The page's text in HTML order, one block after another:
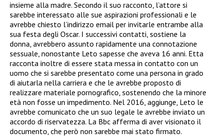
insieme alla madre. Secondo il suo racconto, l’attore si
sarebbe interessato alle sue aspirazioni professionali e le
avrebbe chiesto l’indirizzo email per invitarle entrambe alla
sua festa degli Oscar. I successivi contatti, sostiene la
donna, avrebbero assunto rapidamente una connotazione
sessuale, nonostante Leto sapesse che aveva 16 anni. Etta
racconta inoltre di essere stata messa in contatto con un
uomo che si sarebbe presentato come una persona in grado
di aiutarla nella carriera e che le avrebbe proposto di
realizzare materiale pornografico, sostenendo che la minore
età non fosse un impedimento. Nel 2016, aggiunge, Leto le
avrebbe comunicato che un suo legale le avrebbe inviato un
accordo di riservatezza. La Bbc afferma di aver visionato il
documento, che però non sarebbe mai stato firmato.